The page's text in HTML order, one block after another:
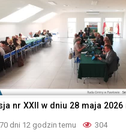
nr XXII w dniu 28 maja 2026
70 dni 12 godzin temu 304